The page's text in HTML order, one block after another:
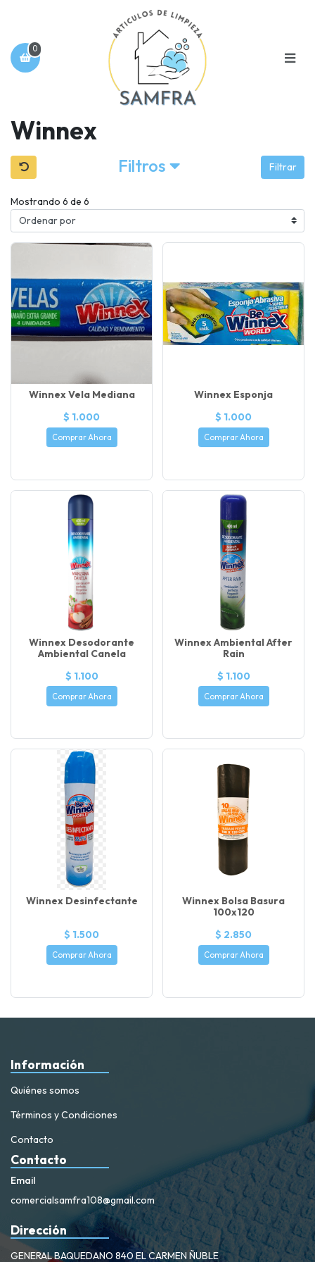
0
Winnex
Filtros Filtrar
Mostrando 6 de 6
Winnex Vela Mediana
$ 1.000
Comprar Ahora
Winnex Esponja
$ 1.000
Comprar Ahora
Winnex Desodorante
Ambiental Canela
$ 1.100
Comprar Ahora
Winnex Ambiental After
Rain
$ 1.100
Comprar Ahora
Winnex Desinfectante
$ 1.500
Comprar Ahora
Winnex Bolsa Basura
100x120
$ 2.850
Comprar Ahora
Información
Quiénes somos
Términos y Condiciones
Contacto
Contacto
Email
comercialsamfra108@gmail.com
Dirección
GENERAL BAQUEDANO 840 EL CARMEN ÑUBLE